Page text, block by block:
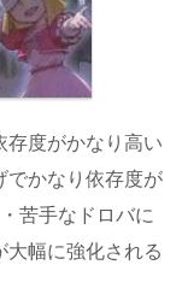
存度がかなり高い
でかなり依存度が
苦手なドロバに
大幅に強化される